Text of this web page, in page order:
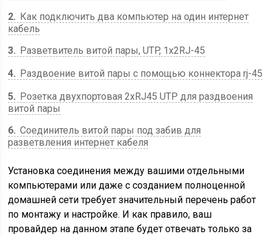
2
Как подключить два компьютер на один интернет
кабель
3
Разветвитель витой пары, UTP, 1х2RJ-45
4
Раздвоение витой пары с помощью коннектора rj-45
5
Розетка двухпортовая 2хRJ45 UTP для раздвоения
витой пары
6 Соединитель витой пары под забив для
разветвления интернет кабеля
Установка соединения между вашими отдельными
компьютерами или даже с созданием полноценной
домашней сети требует значительный перечень работ
по монтажу и настройке. И как правило, ваш
провайдер на данном этапе будет отвечать только за